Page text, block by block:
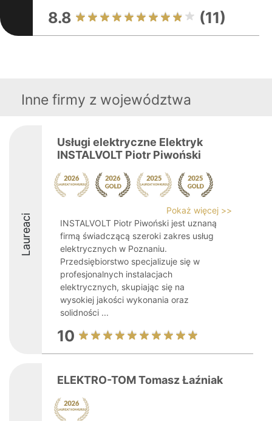
8.8 (11)
Inne firmy z województwa
Laureaci
Usługi elektryczne Elektryk
INSTALVOLT Piotr Piwoński ️
Pokaż więcej >>
INSTALVOLT Piotr Piwoński jest uznaną
firmą świadczącą szeroki zakres usług
elektrycznych w Poznaniu.
Przedsiębiorstwo specjalizuje się w
profesjonalnych instalacjach
elektrycznych, skupiając się na
wysokiej jakości wykonania oraz
solidności ...
10
ELEKTRO-TOM Tomasz Łaźniak